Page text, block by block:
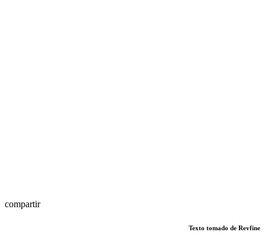
compartir
Texto tomado de Revfine